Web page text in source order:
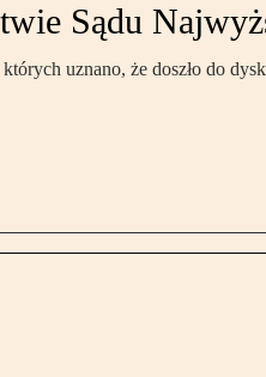
Sądu
uznano, że doszło do